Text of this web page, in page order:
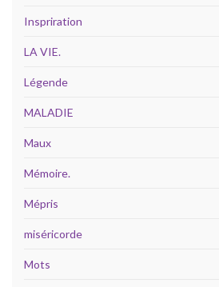
Inspriration
LA VIE.
Légende
MALADIE
Maux
Mémoire.
Mépris
miséricorde
Mots